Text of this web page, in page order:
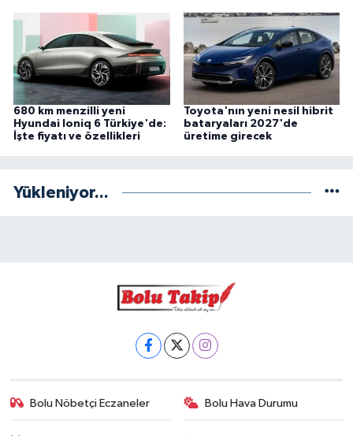
680 km menzilli yeni
Hyundai Ioniq 6 Türkiye'de:
İşte fiyatı ve özellikleri
Toyota'nın yeni nesil hibrit
bataryaları 2027'de
üretime girecek
Yükleniyor...
Bolu Nöbetçi Eczaneler Bolu Hava Durumu